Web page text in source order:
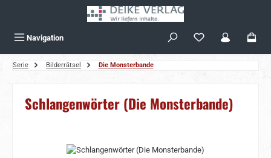
Navigation
Serie Bilderrätsel Die Monsterbande
Schlangenwörter (Die Monsterbande)
Bildergalerie überspringen